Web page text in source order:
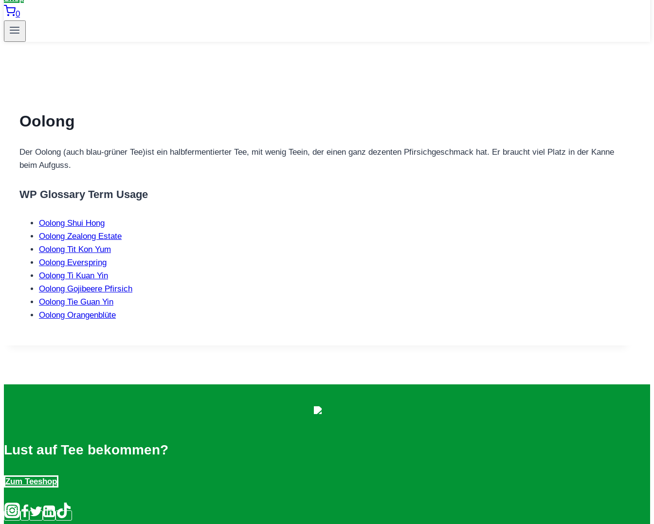
0
Oolong
Der Oolong (auch blau-grüner Tee)ist ein halbfermentierter Tee, mit wenig Teein, der einen ganz dezenten Pfirsichgeschmack hat. Er braucht viel Platz in der Kanne
beim Aufguss.
WP Glossary Term Usage
Oolong Shui Hong
Oolong Zealong Estate
Oolong Tit Kon Yum
Oolong Everspring
Oolong Ti Kuan Yin
Oolong Gojibeere Pfirsich
Oolong Tie Guan Yin
Oolong Orangenblüte
Lust auf Tee bekommen?
Zum Teeshop